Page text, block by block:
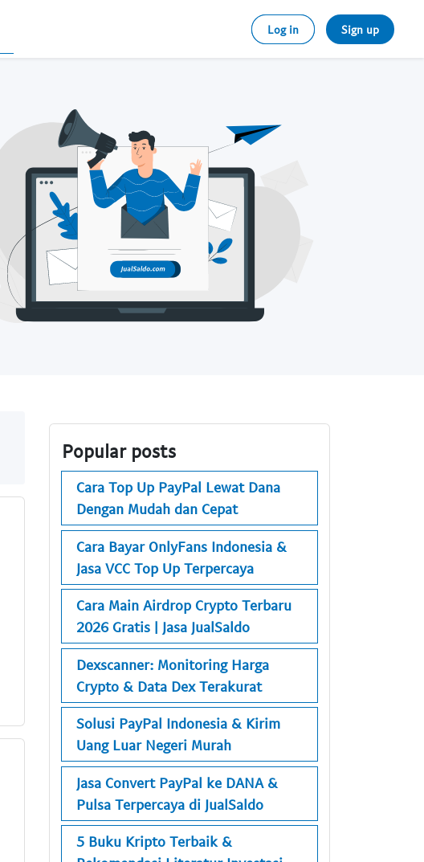
Log in Sign up
Popular posts
Cara Top Up PayPal Lewat Dana
Dengan Mudah dan Cepat
Cara Bayar OnlyFans Indonesia &
Jasa VCC Top Up Terpercaya
Cara Main Airdrop Crypto Terbaru
2026 Gratis | Jasa JualSaldo
Dexscanner: Monitoring Harga
Crypto & Data Dex Terakurat
Solusi PayPal Indonesia & Kirim
Uang Luar Negeri Murah
Jasa Convert PayPal ke DANA &
Pulsa Terpercaya di JualSaldo
5 Buku Kripto Terbaik &